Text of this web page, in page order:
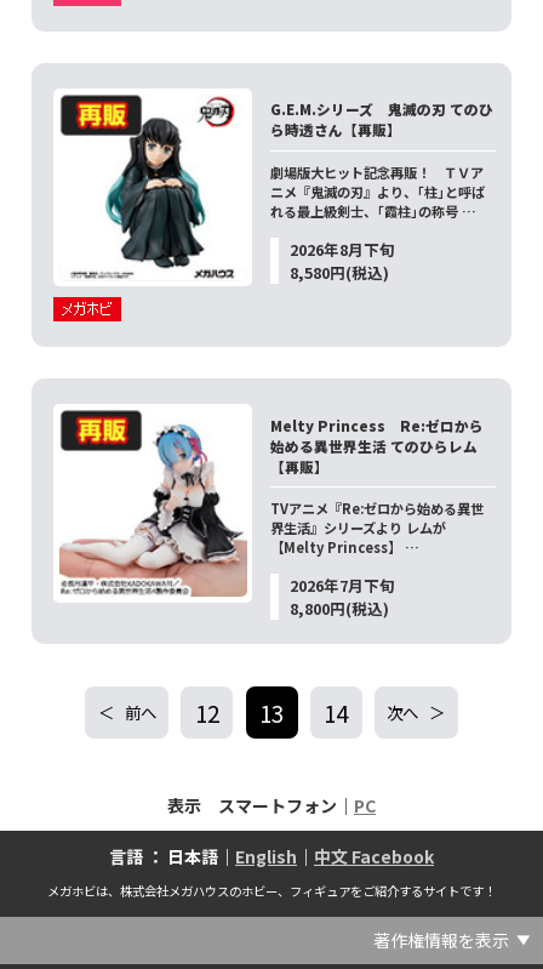
G.E.M.シリーズ 鬼滅の刃 てのひ
ら時透さん【再販】
劇場版大ヒット記念再販！ ＴＶア
ニメ『鬼滅の刃』より、｢柱｣と呼ば
れる最上級剣士、｢霞柱｣の称号 …
2026年8月下旬
8,580円(税込)
Melty Princess Re:ゼロから
始める異世界生活 てのひらレム
【再販】
TVアニメ『Re:ゼロから始める異世
界生活』シリーズより レムが
【Melty Princess】 …
2026年7月下旬
8,800円(税込)
前へ 12 13 14 次へ
表示 スマートフォン｜ PC
言語 ： 日本語｜ English ｜ 中文 Facebook
メガホビは、株式会社メガハウスのホビー、フィギュアをご紹介するサイトです！
著作権情報を表示